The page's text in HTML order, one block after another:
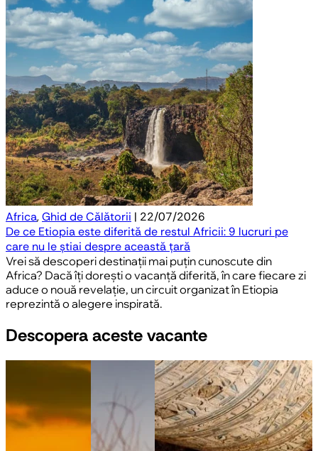
Africa,Ghid de Călătorii | 22/07/2026
De ce Etiopia este diferită de restul Africii: 9 lucruri pe
care nu le știai despre această țară
Vrei să descoperi destinații mai puțin cunoscute din
Africa? Dacă îți dorești o vacanță diferită, în care fiecare zi
aduce o nouă revelație, un circuit organizat în Etiopia
reprezintă o alegere inspirată.
Descopera aceste vacante